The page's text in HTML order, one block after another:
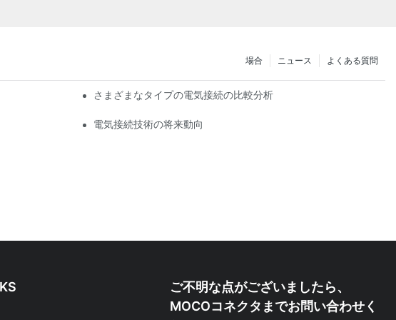
よくある質問
ニュース
場合
さまざまなタイプの電気接続の比較分析
電気接続技術の将来動向
ご不明な点がございましたら、
MOCOコネクタまでお問い合わせく